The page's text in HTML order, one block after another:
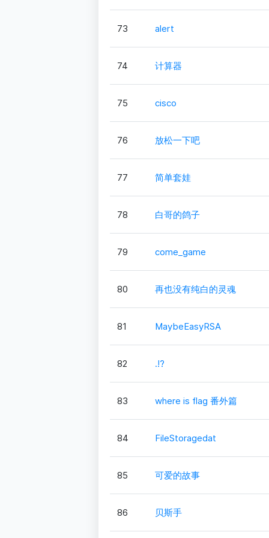
73 alert
74 计算器
75 cisco
76 放松一下吧
77 简单套娃
78 白哥的鸽子
79 come_game
80 再也没有纯白的灵魂
81 MaybeEasyRSA
82 .!?
83 where is flag 番外篇
84 FileStoragedat
85 可爱的故事
86 贝斯手